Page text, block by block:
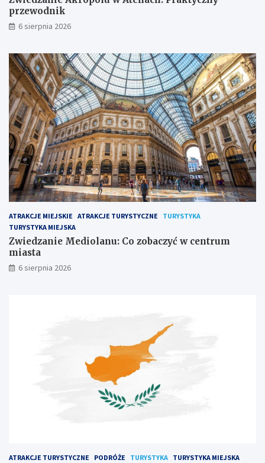
przewodnik
6 sierpnia 2026
ATRAKCJE MIEJSKIE ATRAKCJE TURYSTYCZNE
TURYSTYKA
TURYSTYKA MIEJSKA
Zwiedzanie Mediolanu: Co zobaczyć w centrum
miasta
6 sierpnia 2026
ATRAKCJE TURYSTYCZNE PODRÓŻE TURYSTYKA TURYSTYKA MIEJSKA